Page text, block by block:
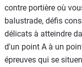
contre portière où
balustrade, défis
délicats à atteindre
d'un point A à un
épreuves qui se